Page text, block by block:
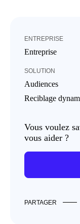
ENTREPRISE
Entreprise
SOLUTION
Audiences
Reciblage
Vous voulez
vous aider ?
PARTAGER